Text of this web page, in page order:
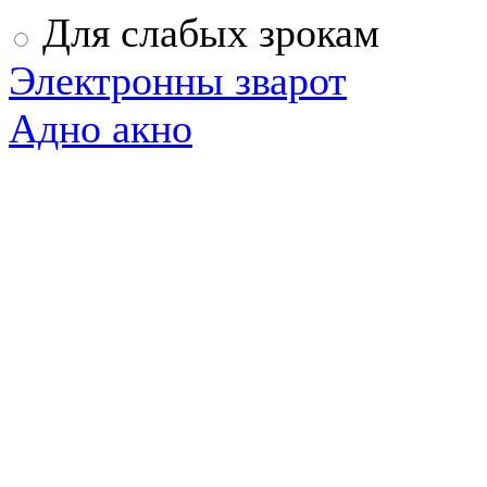
Для слабых зрокам
Электронны зварот
Адно акно